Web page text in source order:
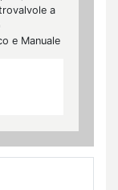
a
e Manuale